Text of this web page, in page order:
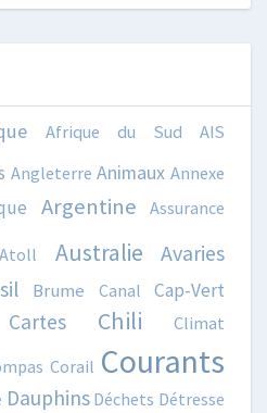
Afrique du Sud AIS
Angleterre Animaux Annexe
Argentine Assurance
Atoll Australie Avaries
Brume Canal Cap-Vert
Cartes Chili Climat
Corail Courants
Dauphins Déchets Détresse